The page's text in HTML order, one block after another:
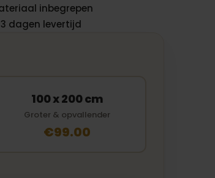
inbegrepen
dagen levertijd
100 x 200 cm
Groter & opvallender
€99.00